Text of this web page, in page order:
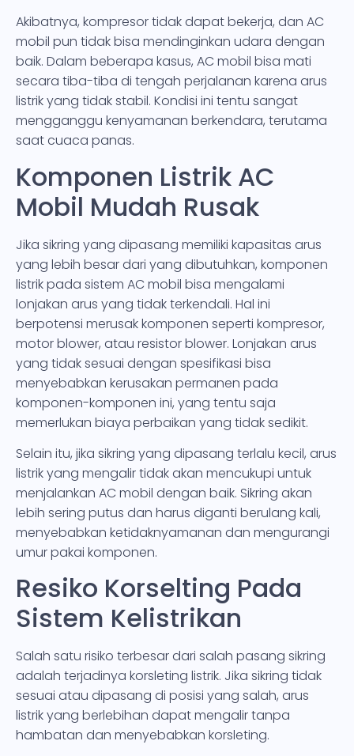
Akibatnya, kompresor tidak dapat bekerja, dan AC
mobil pun tidak bisa mendinginkan udara dengan
baik. Dalam beberapa kasus, AC mobil bisa mati
secara tiba-tiba di tengah perjalanan karena arus
listrik yang tidak stabil. Kondisi ini tentu sangat
mengganggu kenyamanan berkendara, terutama
saat cuaca panas.
Komponen Listrik AC
Mobil Mudah Rusak
Jika sikring yang dipasang memiliki kapasitas arus
yang lebih besar dari yang dibutuhkan, komponen
listrik pada sistem AC mobil bisa mengalami
lonjakan arus yang tidak terkendali. Hal ini
berpotensi merusak komponen seperti kompresor,
motor blower, atau resistor blower. Lonjakan arus
yang tidak sesuai dengan spesifikasi bisa
menyebabkan kerusakan permanen pada
komponen-komponen ini, yang tentu saja
memerlukan biaya perbaikan yang tidak sedikit.
Selain itu, jika sikring yang dipasang terlalu kecil, arus
listrik yang mengalir tidak akan mencukupi untuk
menjalankan AC mobil dengan baik. Sikring akan
lebih sering putus dan harus diganti berulang kali,
menyebabkan ketidaknyamanan dan mengurangi
umur pakai komponen.
Resiko Korselting Pada
Sistem Kelistrikan
Salah satu risiko terbesar dari salah pasang sikring
adalah terjadinya korsleting listrik. Jika sikring tidak
sesuai atau dipasang di posisi yang salah, arus
listrik yang berlebihan dapat mengalir tanpa
hambatan dan menyebabkan korsleting.